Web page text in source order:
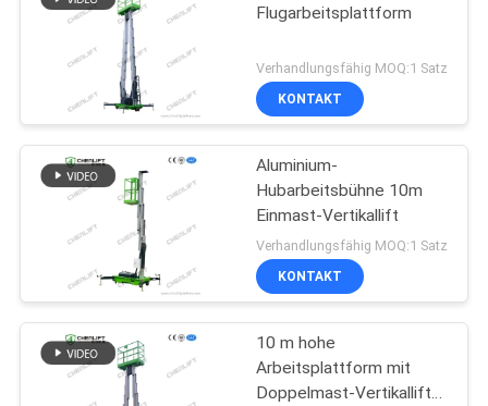
Flugarbeitsplattform
Verhandlungsfähig MOQ:1 Satz
KONTAKT
Aluminium-
Hubarbeitsbühne 10m
Einmast-Vertikallift
Verhandlungsfähig MOQ:1 Satz
KONTAKT
10 m hohe
Arbeitsplattform mit
Doppelmast-Vertikallift